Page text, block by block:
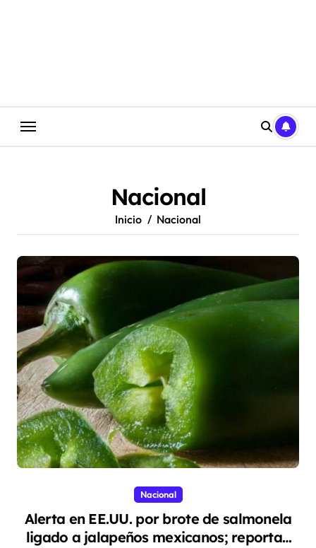
Nacional
Inicio Nacional
Nacional
Alerta en EE.UU. por brote de salmonela
ligado a jalapeños mexicanos; reportan